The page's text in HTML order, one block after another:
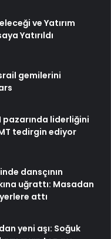
ve Yatırım
Yatırıldı
gemilerini
pazarında liderliğini
tedirgin ediyor
dansçının
uğrattı: Masadan
attı
yeni aşı: Soğuk